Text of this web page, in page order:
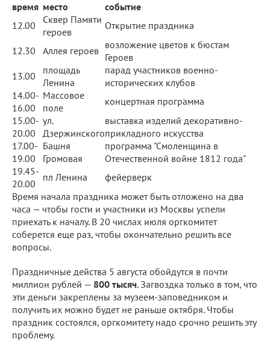
время место
событие
12.00
Сквер Памяти
героев
Открытие праздника
12.30 Аллея героев возложение цветов к бюстам
Героев
13.00
площадь
Ленина
парад участников военно-
исторических клубов
14.00-
16.00
Массовое
поле
концертная программа
15.00-
20.00
ул.
Дзержинского
выставка изделий декоративно-
прикладного искусства
17.00-
19.00
Башня
Громовая
программа "Смоленщина в
Отечественной войне 1812 года"
19.45-
20.00
пл Ленина
фейерверк
Время начала праздника может быть отложено на два
часа — чтобы гости и участники из Москвы успели
приехать к началу. В 20 числах июля оргкомитет
соберется еще раз, чтобы окончательно решить все
вопросы.
Праздничные действа 5 августа обойдутся в почти
миллион рублей — 800 тысяч. Загвоздка только в том, что
эти деньги закреплены за музеем-заповедником и
получить их можно будет не раньше октября. Чтобы
праздник состоялся, оргкомитету надо срочно решить эту
проблему.